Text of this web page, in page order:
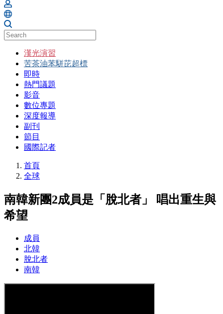
漢光演習
苦茶油苯駢芘超標
即時
熱門議題
影音
數位專題
深度報導
副刊
節目
國際記者
首頁
全球
南韓新團2成員是「脫北者」 唱出重生與
希望
成員
北韓
脫北者
南韓